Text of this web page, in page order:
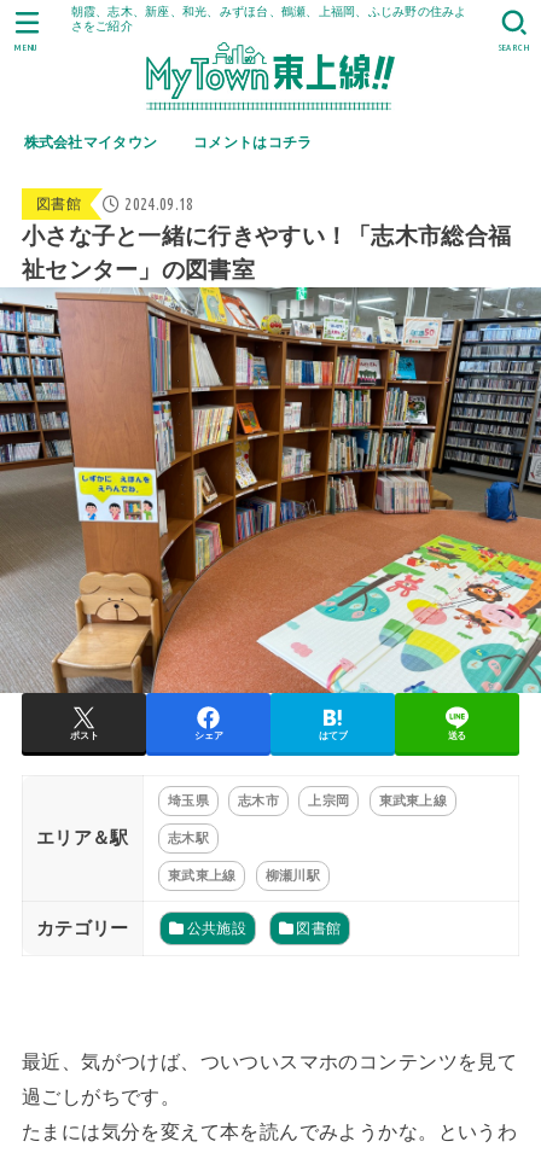
朝霞、志木、新座、和光、みずほ台、鶴瀬、上福岡、ふじみ野の住みよ
さをご紹介
株式会社マイタウン コメントはコチラ
SEARCH
MENU
図書館 2024.09.18
小さな子と一緒に行きやすい！「志木市総合福
祉センター」の図書室
ポスト シェア はてブ 送る
エリア＆駅
埼玉県 志木市 上宗岡 東武東上線
志木駅
東武東上線 柳瀬川駅
カテゴリー 公共施設 図書館
最近、気がつけば、ついついスマホのコンテンツを見て
過ごしがちです。
たまには気分を変えて本を読んでみようかな。というわ